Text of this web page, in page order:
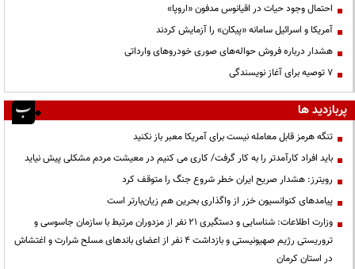
احتمال وجود حیات در اقیانوس مدفون «اروپا»
آمریکا و اسرائیل سامانه «پیکان» را آزمایش کردند
هشدار درباره فروش حواله‌های صوری خودروهای وارداتی
۷ توصیه برای آغاز نویسندگی
پربازدید ها
تنگه هرمز قابل معامله نیست برای آمریکا معبر باز نکنید
باید افراد کارآمدتر را به کار گرفت/ کاری می کنیم در معیشت مردم مشکلی پیش نیاید
رویترز: هشدار صریح ایران خطر شروع جنگ را متوقف کرد
پیامدهای کنوانسیون خزر از واگذاری بحرین هم زیان‌بارتر است
وزارت اطلاعات: شناسایی و دستگیری ۲۱ نفر از مزدوران مرتبط با سازمان جاسوسی و
تروریستی رژیم صهیونیستی و بازداشت ۴ نفر از اعضای باندهای مسلح شرارت و اغتشاش
در استان کرمان